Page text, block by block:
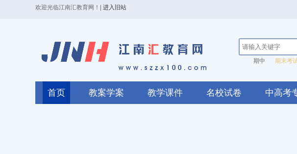
欢迎光临江南汇教育网！ 进入旧站
期中 期末考
首页 教案学案 教学课件 名校试卷 中高考